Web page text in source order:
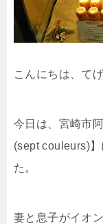
こんにちは、て
今日は、宮崎市
(sept couleurs)
た。
妻と息子がイオ